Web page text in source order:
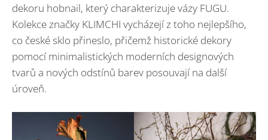
dekoru hobnail, který charakterizuje vázy FUGU.
Kolekce značky KLIMCHI vycházejí z toho nejlepšího,
co české sklo přineslo, přičemž historické dekory
pomocí minimalistických moderních designových
tvarů a nových odstínů barev posouvají na další
úroveň.